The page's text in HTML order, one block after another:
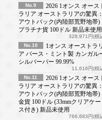
No.9
2026 1オンス オース
ラリア オーストラリアの驚異：
アウトバック(内陸部荒野地帯)
プラチナ貨 100ドル 新品未使用
328,971円(税
No.10
1オンス オーストラリ
ア パース・ミント製 カンガル
シルバーバー 99.99%
11,616円(税
No.11
2026 1オンス オース
ラリア オーストラリアの驚異：
アウトバック(内陸部荒野地帯)
金貨 100ドル (33mmクリアケー
ス付き) 新品未使用
766,683円(税